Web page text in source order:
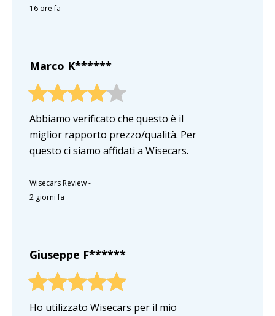
16 ore fa
Marco K******
Abbiamo verificato che questo è il
miglior rapporto prezzo/qualità. Per
questo ci siamo affidati a Wisecars.
Wisecars Review-
2 giorni fa
Giuseppe F******
Ho utilizzato Wisecars per il mio